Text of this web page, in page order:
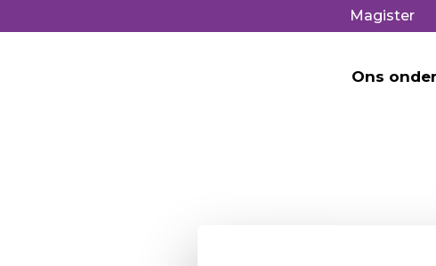
Magister
Ons